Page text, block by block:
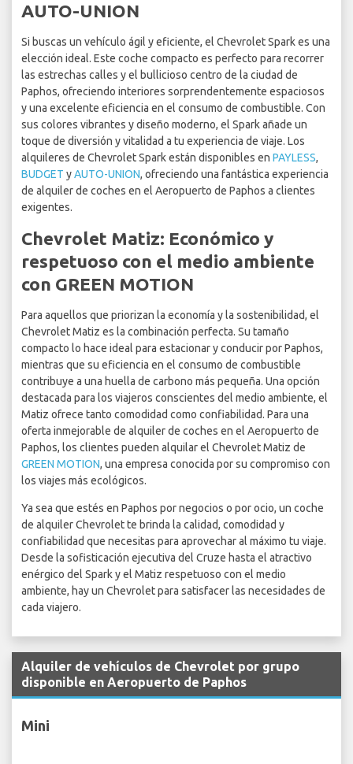
AUTO-UNION
Si buscas un vehículo ágil y eficiente, el Chevrolet Spark es una
elección ideal. Este coche compacto es perfecto para recorrer
las estrechas calles y el bullicioso centro de la ciudad de
Paphos, ofreciendo interiores sorprendentemente espaciosos
y una excelente eficiencia en el consumo de combustible. Con
sus colores vibrantes y diseño moderno, el Spark añade un
toque de diversión y vitalidad a tu experiencia de viaje. Los
alquileres de Chevrolet Spark están disponibles en PAYLESS,
BUDGET yAUTO-UNION, ofreciendo una fantástica experiencia
de alquiler de coches en el Aeropuerto de Paphos a clientes
exigentes.
Chevrolet Matiz: Económico y
respetuoso con el medio ambiente
con GREEN MOTION
Para aquellos que priorizan la economía y la sostenibilidad, el
Chevrolet Matiz es la combinación perfecta. Su tamaño
compacto lo hace ideal para estacionar y conducir por Paphos,
mientras que su eficiencia en el consumo de combustible
contribuye a una huella de carbono más pequeña. Una opción
destacada para los viajeros conscientes del medio ambiente, el
Matiz ofrece tanto comodidad como confiabilidad. Para una
oferta inmejorable de alquiler de coches en el Aeropuerto de
Paphos, los clientes pueden alquilar el Chevrolet Matiz de
GREEN MOTION, una empresa conocida por su compromiso con
los viajes más ecológicos.
Ya sea que estés en Paphos por negocios o por ocio, un coche
de alquiler Chevrolet te brinda la calidad, comodidad y
confiabilidad que necesitas para aprovechar al máximo tu viaje.
Desde la sofisticación ejecutiva del Cruze hasta el atractivo
enérgico del Spark y el Matiz respetuoso con el medio
ambiente, hay un Chevrolet para satisfacer las necesidades de
cada viajero.
Alquiler de vehículos de Chevrolet por grupo
disponible en Aeropuerto de Paphos
Mini